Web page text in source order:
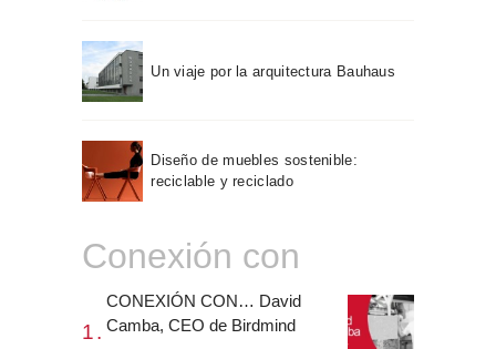
Un viaje por la arquitectura Bauhaus
Diseño de muebles sostenible:
reciclable y reciclado
Conexión con
CONEXIÓN CON… David
Camba, CEO de Birdmind